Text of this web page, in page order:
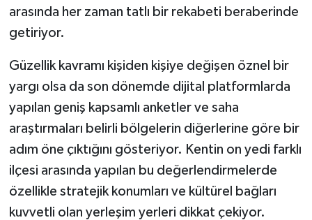
arasında her zaman tatlı bir rekabeti beraberinde
getiriyor.
Güzellik kavramı kişiden kişiye değişen öznel bir
yargı olsa da son dönemde dijital platformlarda
yapılan geniş kapsamlı anketler ve saha
araştırmaları belirli bölgelerin diğerlerine göre bir
adım öne çıktığını gösteriyor. Kentin on yedi farklı
ilçesi arasında yapılan bu değerlendirmelerde
özellikle stratejik konumları ve kültürel bağları
kuvvetli olan yerleşim yerleri dikkat çekiyor.